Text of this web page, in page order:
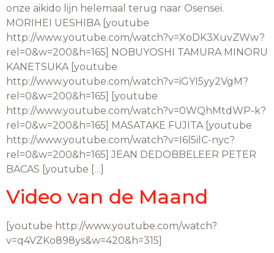
onze aikido lijn helemaal terug naar Osensei.
MORIHEI UESHIBA [youtube
http://www.youtube.com/watch?v=XoDK3XuvZWw?
rel=0&w=200&h=165] NOBUYOSHI TAMURA MINORU
KANETSUKA [youtube
http://www.youtube.com/watch?v=iGYI5yy2VgM?
rel=0&w=200&h=165] [youtube
http://www.youtube.com/watch?v=0WQhMtdWP-k?
rel=0&w=200&h=165] MASATAKE FUJITA [youtube
http://www.youtube.com/watch?v=I6l5ilC-nyc?
rel=0&w=200&h=165] JEAN DEDOBBELEER PETER
BACAS [youtube […]
Video van de Maand
[youtube http://www.youtube.com/watch?
v=q4VZKo898ys&w=420&h=315]